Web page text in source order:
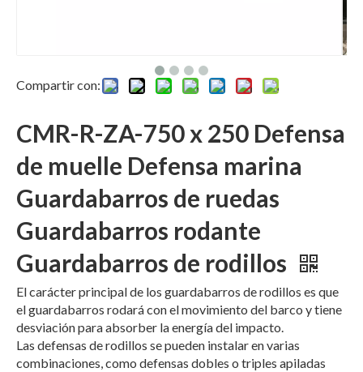
Compartir con:
CMR-R-ZA-750 x 250 Defensa
de muelle Defensa marina
Guardabarros de ruedas
Guardabarros rodante
Guardabarros de rodillos
El carácter principal de los guardabarros de rodillos es que
el guardabarros rodará con el movimiento del barco y tiene
desviación para absorber la energía del impacto.
Las defensas de rodillos se pueden instalar en varias
combinaciones, como defensas dobles o triples apiladas